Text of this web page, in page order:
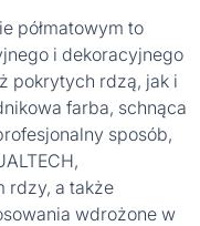
półmatowym to
i dekoracyjnego
pokrytych rdzą, jak i
farba, schnąca
sposób,
rdzy, a także
wdrożone w